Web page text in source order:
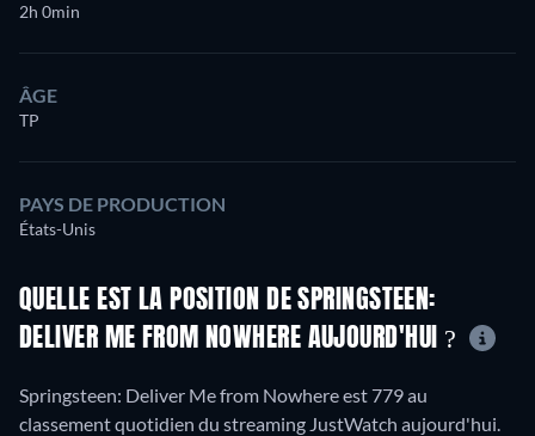
2h 0min
ÂGE
TP
PAYS DE PRODUCTION
États-Unis
QUELLE EST LA POSITION DE SPRINGSTEEN:
DELIVER ME FROM NOWHERE AUJOURD'HUI ?
Springsteen: Deliver Me from Nowhere est 779 au
classement quotidien du streaming JustWatch aujourd'hui.